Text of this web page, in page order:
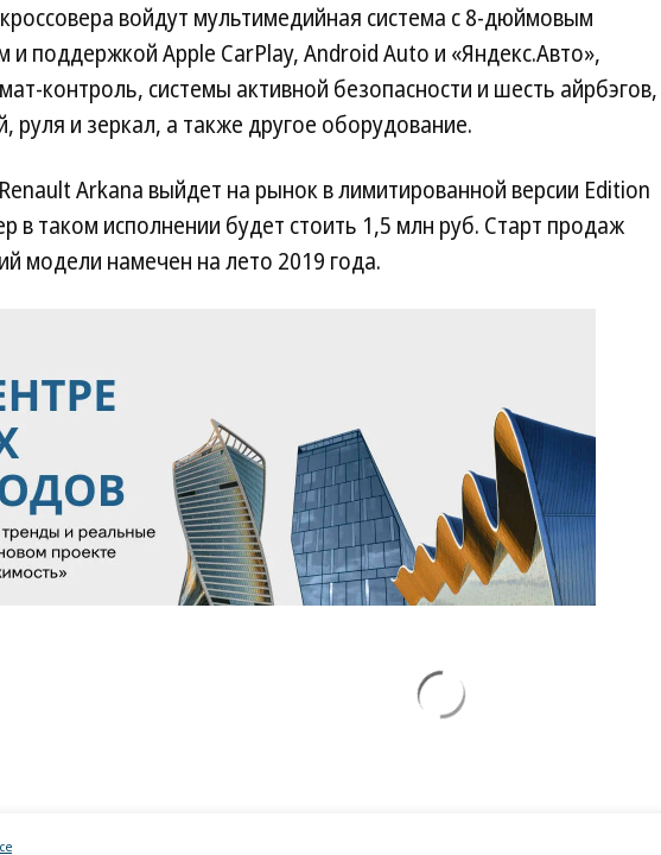
войдут мультимедийная система с 8-дюймовым
и поддержкой Apple CarPlay, Android Auto и «Яндекс.Авто»,
контроль, системы активной безопасности и шесть айрбэгов,
руля и зеркал, а также другое оборудование.
Arkana выйдет на рынок в лимитированной версии Edition
в таком исполнении будет стоить 1,5 млн руб. Старт продаж
модели намечен на лето 2019 года.